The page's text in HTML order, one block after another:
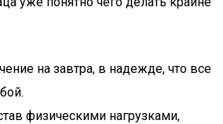
на завтра, в надежде, что все
физическими нагрузками,